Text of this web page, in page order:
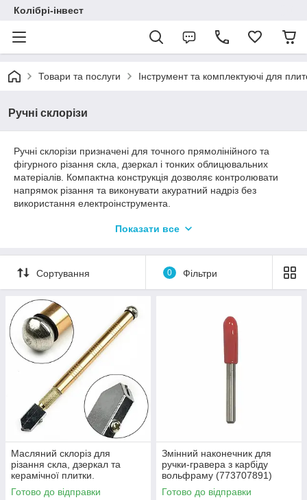
Колібрі-інвест
Товари та послуги Інструмент та комплектуючі для
Ручні склорізи
Ручні склорізи призначені для точного прямолінійного та
фігурного різання скла, дзеркал і тонких облицювальних
матеріалів. Компактна конструкція дозволяє контролювати
напрямок різання та виконувати акуратний надріз без
використання електроінструмента.
для побутового і професійного застосування.
Показати все
Сортування 0 Фільтри
Масляний склоріз для
різання скла, дзеркал та
керамічної плитки.
(575293835)
Готово до відправки
Змінний наконечник для
ручки-гравера з карбіду
вольфраму (773707891)
Готово до відправки